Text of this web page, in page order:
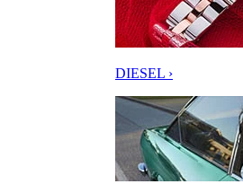
DIESEL ›